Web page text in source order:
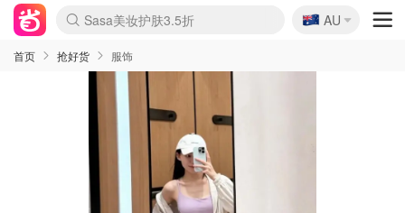
lululemon折扣上新
Sasa美妆护肤3.5折
SSENSE年中2.5折
FreshBeauty好价汇总
Cettire降价+叠9折
WWS Coles超市实拍
viagogo二手票捡漏
Myer超级周末
The Outnet奢牌1折起
David Jones 3折起
Flannels大牌1折
Perfumes Club护肤1折
AMIRO面罩$251
Amazon折扣汇总
eToro入金$200送$50
Amazon数码好物
ICONIC本周7.5折
ThedoubleF高奢地板价
Moose Knuckles 6折
丝芙兰5折起
EUFY摄像头$98
Selenichast首饰2折
Trip机票酒店促销
YSL送5件彩妆礼
Amazon家居好物
Amazon美妆护肤
雅漾大喷$8
过敏原检测盒$33
伊索独家赠50ml沐浴露
科颜氏高保湿面霜$29
SEALIFE海洋馆门票6折
丝塔芙大白罐$16
订阅Newsletter送香薰
Cult Beauty 6.8折
Harrods圣诞日历$525
LN-CC奢牌私促3折
d'Alba空姐喷雾$16
EVE LOM套装£56
Bernardelli独家4折
Adore Beauty 6折起
CT圣诞日历
Mytheresa奢品2.7折
Luxury Escapes 9折
Currentbody美容仪$881
MOON Garden Live
Roborock扫地机$649
Tingo Life水杯$24
Valentino官网5折
CR洗护套装$23
修丽可4件套$159
Myer彩妆2件7折
GANNI官网4.5折
Stylevana韩妆4折
Tessabit高奢8.5折
OGX洗发水$11
Amazon阿德莱德次日达
卡诗8.5折+赠礼
Philips Hue灯具8折
🇦🇺
AU
首页 抢好货 服饰